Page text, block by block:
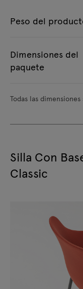
Peso del
Dimensiones del
paquete
Todas las
Silla Con
Classic